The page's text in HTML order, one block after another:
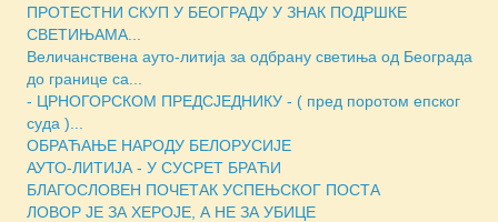
ПРОТЕСТНИ СКУП У БЕОГРАДУ У ЗНАК ПОДРШКЕ
СВЕТИЊАМА...
Величанствена ауто-литија за одбрану светиња од Београда
до границе са...
- ЦРНОГОРСКОМ ПРЕДСЈЕДНИКУ - ( пред поротом епског
суда )...
ОБРАЋАЊЕ НАРОДУ БЕЛОРУСИЈЕ
АУТО-ЛИТИЈА - У СУСРЕТ БРАЋИ
БЛАГОСЛОВЕН ПОЧЕТАК УСПЕЊСКОГ ПОСТА
ЛОВОР ЈЕ ЗА ХЕРОЈЕ, А НЕ ЗА УБИЦЕ